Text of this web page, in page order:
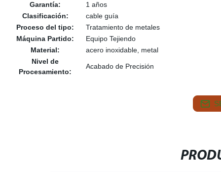
Garantía:
1 años
Clasificación:
cable guía
Proceso del tipo:
Tratamiento de metales
Máquina Partido:
Equipo Tejiendo
Material:
acero inoxidable, metal
Nivel de
Procesamiento:
Acabado de Precisión